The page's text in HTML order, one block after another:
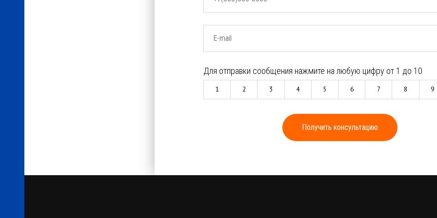
E-mail
Для отправки сообщения нажмите на любую цифру от 1 до 10
1 2 3 4 5 6 7 8 9
Получить консультацию